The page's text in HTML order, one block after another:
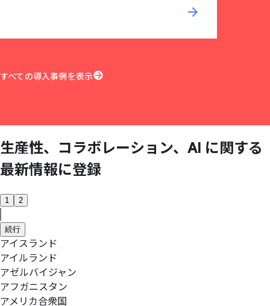
arrow_forward
すべての導入事例を表示
生産性、 コラボレーション、 AI に 関する
最新情報に登録
1 2
続行
アイスランド
アイルランド
アゼルバイジャン
アフガニスタン
アメリカ合衆国